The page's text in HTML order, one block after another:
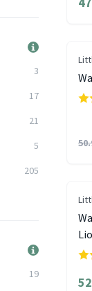
3
17
21
5
205
19